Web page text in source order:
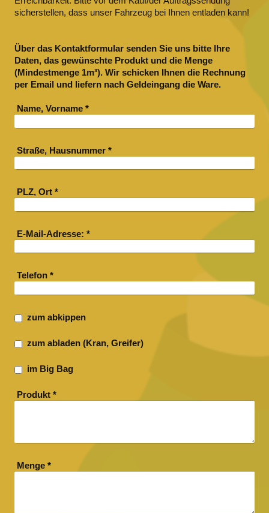
sicherstellen, dass unser Fahrzeug bei Ihnen entladen kann!
Über das Kontaktformular senden Sie uns bitte Ihre
Daten, das gewünschte Produkt und die Menge
(Mindestmenge 1m³). Wir schicken Ihnen die Rechnung
per Email und liefern nach Geldeingang die Ware.
Name, Vorname *
Straße, Hausnummer *
PLZ, Ort *
E-Mail-Adresse: *
Telefon *
zum abkippen
zum abladen (Kran, Greifer)
im Big Bag
Produkt *
Menge *